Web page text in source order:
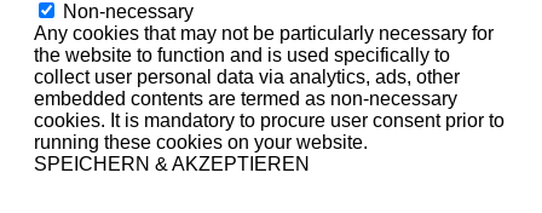
Non-necessary
Any cookies that may not be particularly necessary for
the website to function and is used specifically to
collect user personal data via analytics, ads, other
embedded contents are termed as non-necessary
cookies. It is mandatory to procure user consent prior to
running these cookies on your website.
SPEICHERN & AKZEPTIEREN